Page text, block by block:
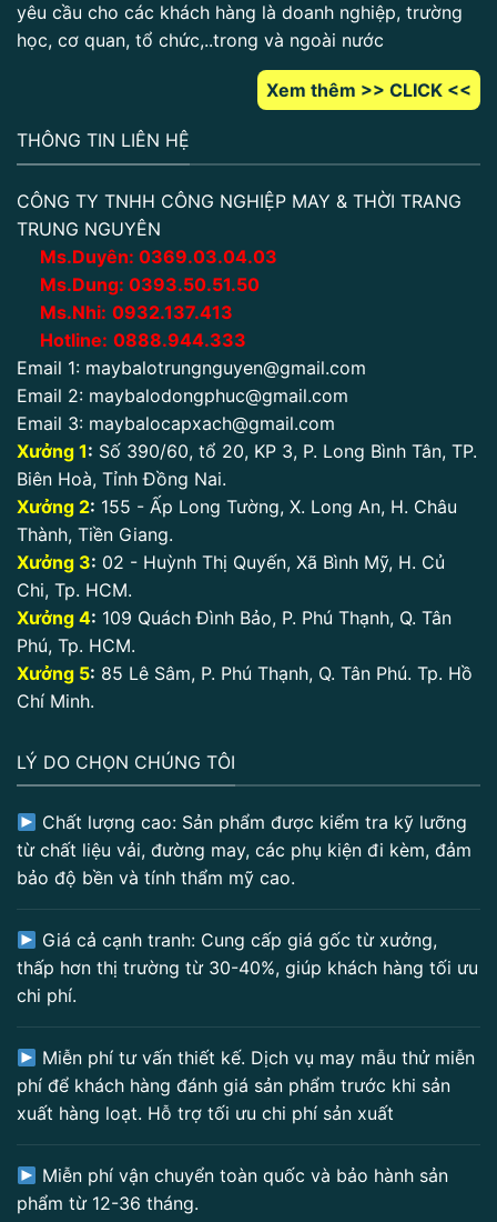
yêu cầu cho các khách hàng là doanh nghiệp, trường
học, cơ quan, tổ chức,..trong và ngoài nước
Xem thêm >> CLICK <<
THÔNG TIN LIÊN HỆ
CÔNG TY TNHH CÔNG NGHIỆP MAY & THỜI TRANG
TRUNG NGUYÊN
Ms.Duyên: 0369.03.04.03
Ms.Dung: 0393.50.51.50
Ms.Nhi: 0932.137.413
Hotline: 0888.944.333
Email 1: maybalotrungnguyen@gmail.com
Email 2: maybalodongphuc@gmail.com
Email 3: maybalocapxach@gmail.com
Xưởng 1: Số 390/60, tổ 20, KP 3, P. Long Bình Tân, TP.
Biên Hoà, Tỉnh Đồng Nai.
Xưởng 2: 155 - Ấp Long Tường, X. Long An, H. Châu
Thành, Tiền Giang.
Xưởng 3: 02 - Huỳnh Thị Quyến, Xã Bình Mỹ, H. Củ
Chi, Tp. HCM.
Xưởng 4: 109 Quách Đình Bảo, P. Phú Thạnh, Q. Tân
Phú, Tp. HCM.
Xưởng 5: 85 Lê Sâm, P. Phú Thạnh, Q. Tân Phú. Tp. Hồ
Chí Minh.
LÝ DO CHỌN CHÚNG TÔI
Chất lượng cao: Sản phẩm được kiểm tra kỹ lưỡng
từ chất liệu vải, đường may, các phụ kiện đi kèm, đảm
bảo độ bền và tính thẩm mỹ cao.
Giá cả cạnh tranh: Cung cấp giá gốc từ xưởng,
thấp hơn thị trường từ 30-40%, giúp khách hàng tối ưu
chi phí.
Miễn phí tư vấn thiết kế. Dịch vụ may mẫu thử miễn
phí để khách hàng đánh giá sản phẩm trước khi sản
xuất hàng loạt. Hỗ trợ tối ưu chi phí sản xuất
Miễn phí vận chuyển toàn quốc và bảo hành sản
phẩm từ 12-36 tháng.